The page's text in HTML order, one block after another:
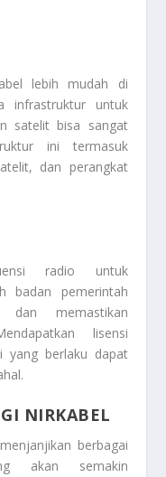
lebih mudah di
infrastruktur untuk
satelit bisa sangat
ini termasuk
dan perangkat
radio untuk
badan pemerintah
dan memastikan
lisensi
yang berlaku dapat
NIRKABEL
berbagai
akan semakin